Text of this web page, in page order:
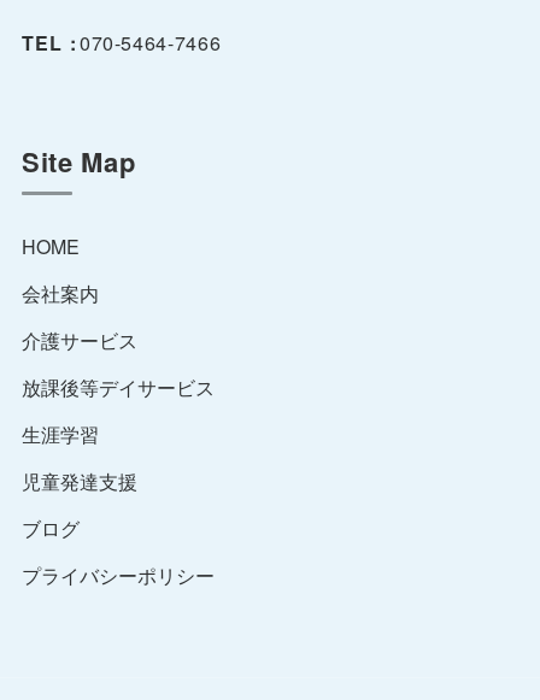
TEL :070-5464-7466
Site Map
HOME
会社案内
介護サービス
放課後等デイサービス
生涯学習
児童発達支援
ブログ
プライバシーポリシー